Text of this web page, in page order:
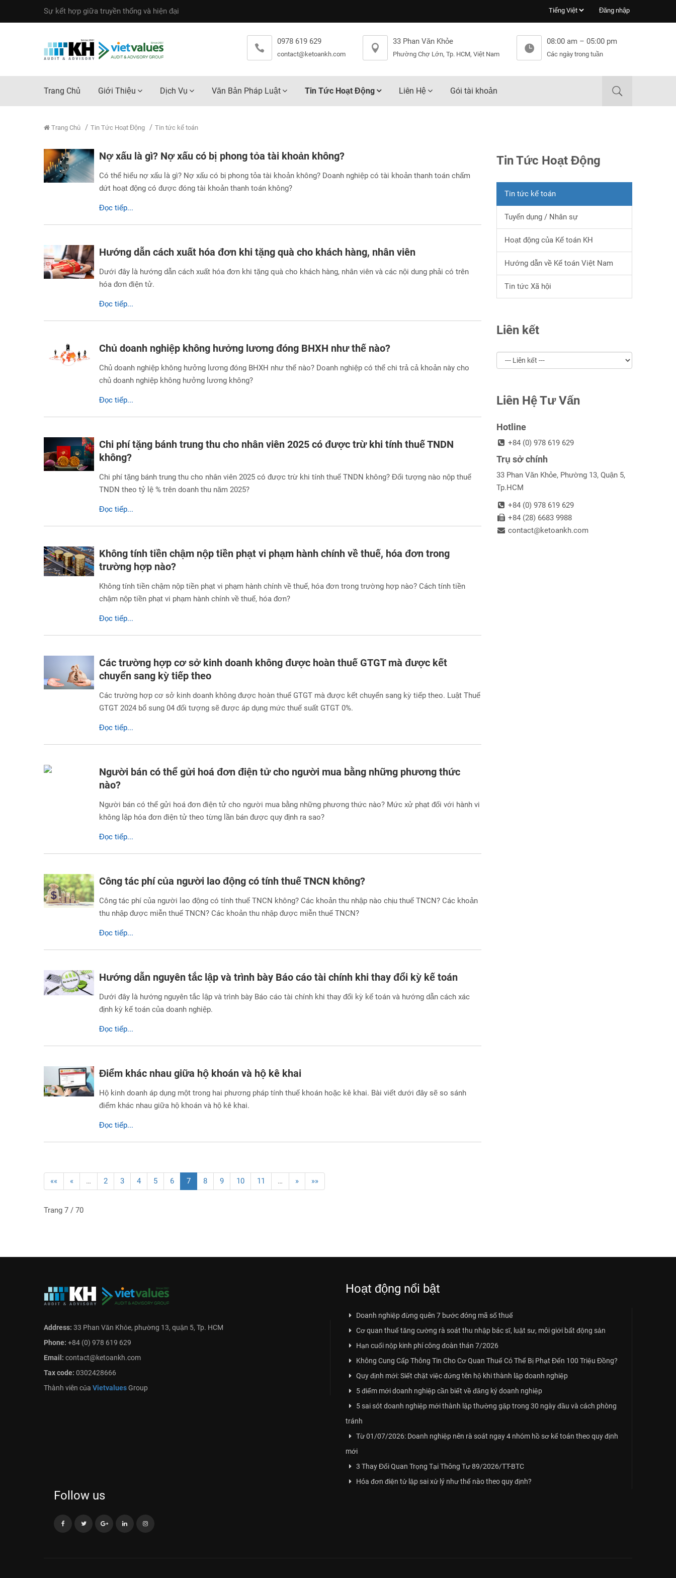
Sự kết hợp giữa truyền thống và hiện đại Đăng nhập
0978 619 629
contact@ketoankh.com
33 Phan Văn Khỏe
Phường Chợ Lớn, Tp. HCM, Việt Nam
08:00 am – 05:00 pm
Các ngày trong tuần
Trang Chủ Giới Thiệu Dịch Vụ Văn Bản Pháp Luật Tin Tức Hoạt Động Liên Hệ Gói tài khoản
Trang Chủ Tin Tức Hoạt Động Tin tức kế toán
Nợ xấu là gì? Nợ xấu có bị phong tỏa tài khoản không?
Có thể hiểu nợ xấu là gì? Nợ xấu có bị phong tỏa tài khoản không? Doanh nghiệp có tài khoản thanh toán chấm
dứt hoạt động có được đóng tài khoản thanh toán không?
Đọc tiếp...
Hướng dẫn cách xuất hóa đơn khi tặng quà cho khách hàng, nhân viên
Dưới đây là hướng dẫn cách xuất hóa đơn khi tặng quà cho khách hàng, nhân viên và các nội dung phải có trên
hóa đơn điện tử.
Đọc tiếp...
Chủ doanh nghiệp không hưởng lương đóng BHXH như thế nào?
Chủ doanh nghiệp không hưởng lương đóng BHXH như thế nào? Doanh nghiệp có thể chi trả cả khoản này cho
chủ doanh nghiệp không hưởng lương không?
Đọc tiếp...
Chi phí tặng bánh trung thu cho nhân viên 2025 có được trừ khi tính thuế TNDN
không?
Chi phí tặng bánh trung thu cho nhân viên 2025 có được trừ khi tính thuế TNDN không? Đối tượng nào nộp thuế
TNDN theo tỷ lệ % trên doanh thu năm 2025?
Đọc tiếp...
Không tính tiền chậm nộp tiền phạt vi phạm hành chính về thuế, hóa đơn trong
trường hợp nào?
Không tính tiền chậm nộp tiền phạt vi phạm hành chính về thuế, hóa đơn trong trường hợp nào? Cách tính tiền
chậm nộp tiền phạt vi phạm hành chính về thuế, hóa đơn?
Đọc tiếp...
Các trường hợp cơ sở kinh doanh không được hoàn thuế GTGT mà được kết
chuyển sang kỳ tiếp theo
Các trường hợp cơ sở kinh doanh không được hoàn thuế GTGT mà được kết chuyển sang kỳ tiếp theo. Luật Thuế
GTGT 2024 bổ sung 04 đối tượng sẽ được áp dụng mức thuế suất GTGT 0%.
Đọc tiếp...
Người bán có thể gửi hoá đơn điện tử cho người mua bằng những phương thức
nào?
Người bán có thể gửi hoá đơn điện tử cho người mua bằng những phương thức nào? Mức xử phạt đối với hành vi
không lập hóa đơn điện tử theo từng lần bán được quy định ra sao?
Đọc tiếp...
Công tác phí của người lao động có tính thuế TNCN không?
Công tác phí của người lao động có tính thuế TNCN không? Các khoản thu nhập nào chịu thuế TNCN? Các khoản
thu nhập được miễn thuế TNCN? Các khoản thu nhập được miễn thuế TNCN?
Đọc tiếp...
Hướng dẫn nguyên tắc lập và trình bày Báo cáo tài chính khi thay đổi kỳ kế toán
Dưới đây là hướng nguyên tắc lập và trình bày Báo cáo tài chính khi thay đổi kỳ kế toán và hướng dẫn cách xác
định kỳ kế toán của doanh nghiệp.
Đọc tiếp...
Điểm khác nhau giữa hộ khoán và hộ kê khai
Hộ kinh doanh áp dụng một trong hai phương pháp tính thuế khoán hoặc kê khai. Bài viết dưới đây sẽ so sánh
điểm khác nhau giữa hộ khoán và hộ kê khai.
Đọc tiếp...
«« « … 2 3 4 5 6 7 8 9 10 11 … » »»
Trang 7 / 70
Tin Tức Hoạt Động
Tin tức kế toán
Tuyển dụng / Nhân sự
Hoạt động của Kế toán KH
Hướng dẫn về Kế toán Việt Nam
Tin tức Xã hội
Liên kết
Liên Hệ Tư Vấn
Hotline
+84 (0) 978 619 629
Trụ sở chính
33 Phan Văn Khỏe, Phường 13, Quận 5,
Tp.HCM
+84 (0) 978 619 629
+84 (28) 6683 9988
contact@ketoankh.com
Address: 33 Phan Văn Khỏe, phường 13, quận 5, Tp. HCM
Phone: +84 (0) 978 619 629
Email: contact@ketoankh.com
Tax code: 0302428666
Thành viên của VietvaluesGroup
Hoạt động nổi bật
Doanh nghiệp đừng quên 7 bước đóng mã số thuế
Cơ quan thuế tăng cường rà soát thu nhập bác sĩ, luật sư, môi giới bất động sản
Hạn cuối nộp kinh phí công đoàn thán 7/2026
Không Cung Cấp Thông Tin Cho Cơ Quan Thuế Có Thể Bị Phạt Đến 100 Triệu Đồng?
Quy định mới: Siết chặt việc đứng tên hộ khi thành lập doanh nghiệp
5 điểm mới doanh nghiệp cần biết về đăng ký doanh nghiệp
5 sai sót doanh nghiệp mới thành lập thường gặp trong 30 ngày đầu và cách phòng
tránh
Từ 01/07/2026: Doanh nghiệp nên rà soát ngay 4 nhóm hồ sơ kế toán theo quy định
mới
3 Thay Đổi Quan Trọng Tại Thông Tư 89/2026/TT-BTC
Hóa đơn điện tử lập sai xử lý như thế nào theo quy định?
Follow us